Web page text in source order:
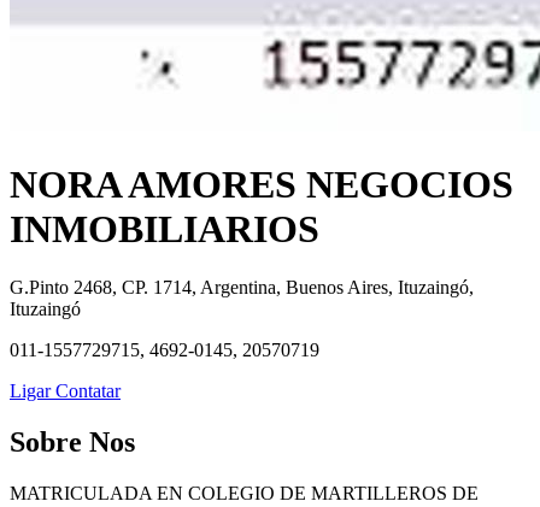
NORA AMORES NEGOCIOS
INMOBILIARIOS
G.Pinto 2468, CP. 1714, Argentina, Buenos Aires, Ituzaingó,
Ituzaingó
011-1557729715, 4692-0145, 20570719
LigarContatar
Sobre Nos
MATRICULADA EN COLEGIO DE MARTILLEROS DE